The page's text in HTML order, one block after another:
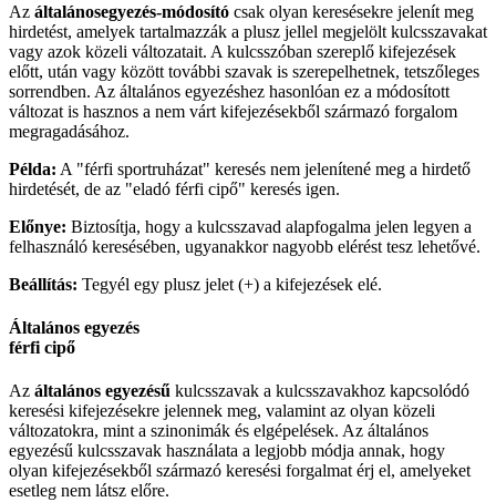
Az általánosegyezés-módosító csak olyan keresésekre jelenít meg
hirdetést, amelyek tartalmazzák a plusz jellel megjelölt kulcsszavakat
vagy azok közeli változatait. A kulcsszóban szereplő kifejezések
előtt, után vagy között további szavak is szerepelhetnek, tetszőleges
sorrendben. Az általános egyezéshez hasonlóan ez a módosított
változat is hasznos a nem várt kifejezésekből származó forgalom
megragadásához.
Példa: A "férfi sportruházat" keresés nem jelenítené meg a hirdető
hirdetését, de az "eladó férfi cipő" keresés igen.
Előnye: Biztosítja, hogy a kulcsszavad alapfogalma jelen legyen a
felhasználó keresésében, ugyanakkor nagyobb elérést tesz lehetővé.
Beállítás: Tegyél egy plusz jelet (+) a kifejezések elé.
Általános egyezés
férfi cipő
Az általános egyezésű kulcsszavak a kulcsszavakhoz kapcsolódó
keresési kifejezésekre jelennek meg, valamint az olyan közeli
változatokra, mint a szinonimák és elgépelések. Az általános
egyezésű kulcsszavak használata a legjobb módja annak, hogy
olyan kifejezésekből származó keresési forgalmat érj el, amelyeket
esetleg nem látsz előre.